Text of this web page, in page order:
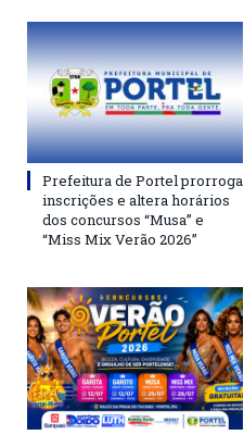
Prefeitura de Portel prorroga
inscrições e altera horários
dos concursos “Musa” e
“Miss Mix Verão 2026”